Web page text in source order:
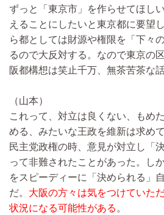
ずっと「東京市」を作らせてほし
えることにしたいと東京都に要望
ら都としては財源や権限を「下々
るので大反対する。なので東京の
阪都構想は笑止千万、無茶苦茶な話
（山本）
これって、対立は良くない、もめ
める、みたいな王政を維新は求め
民主党政権の時、意見が対立し「
って非難されたことがあった。し
をスピーディーに「決められる」
だ。 大阪の方々は気をつけていた
状況になる可能性がある。